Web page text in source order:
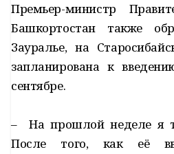
Премьер-министр
Башкортостан также
Зауралье, на
запланирована к
сентябре.
– На прошлой неделе я
После того, как её